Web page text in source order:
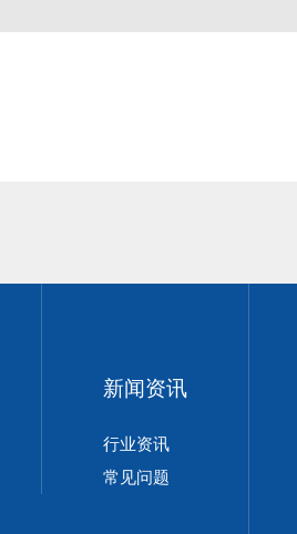
新闻资讯
行业资讯
常见问题